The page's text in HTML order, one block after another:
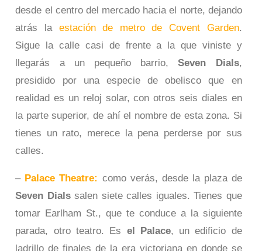
desde el centro del mercado hacia el norte, dejando
atrás la estación de metro de Covent Garden.
Sigue la calle casi de frente a la que viniste y
llegarás a un pequeño barrio,Seven Dials,
presidido por una especie de obelisco que en
realidad es un reloj solar, con otros seis diales en
la parte superior, de ahí el nombre de esta zona. Si
tienes un rato, merece la pena perderse por sus
calles.
– Palace Theatre: como verás, desde la plaza de
Seven Dialssalen siete calles iguales. Tienes que
tomar Earlham St., que te conduce a la siguiente
parada, otro teatro. Es el Palace, un edificio de
ladrillo de finales de la era victoriana en donde se